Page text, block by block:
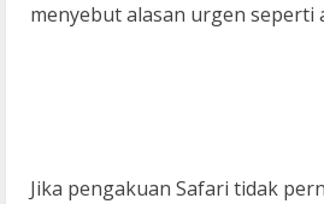
menyebut alasan urgen seperti
Jika pengakuan Safari tidak